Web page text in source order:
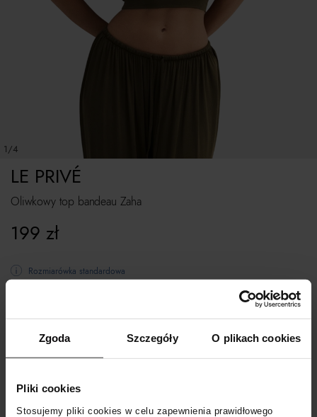
Zgoda Szczegóły O plikach cookies
Pliki cookies
Stosujemy pliki cookies w celu zapewnienia prawidłowego
1/4
Oliwkowy top bandeau Zaha
LE PRIVÉ
199 zł
Rozmiarówka standardowa
WYBIERZ ROZMIAR
DODAJ DO KOSZYKA
Dostawa